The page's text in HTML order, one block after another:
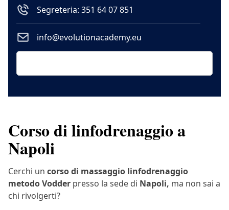
Segreteria: 351 64 07 851
info@evolutionacademy.eu
Corso di linfodrenaggio a
Napoli
Cerchi un corso di massaggio linfodrenaggio
metodo Vodder presso la sede di Napoli, ma non sai a
chi rivolgerti?